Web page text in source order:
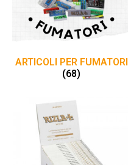
ARTICOLI PER FUMATORI
(68)